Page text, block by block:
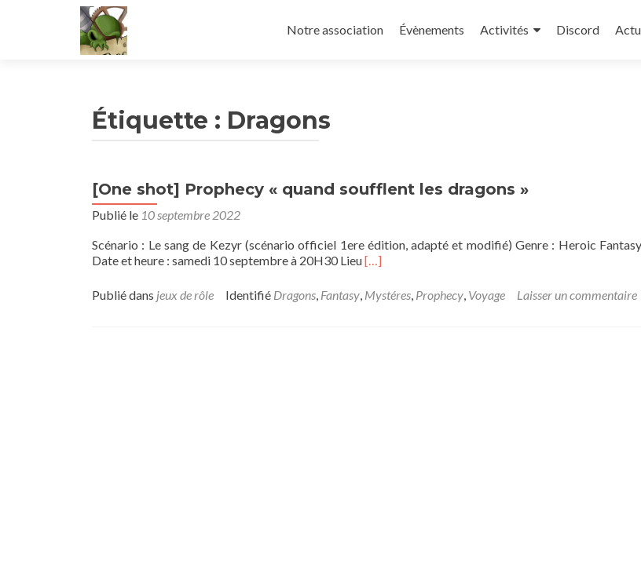
au
Notre association Évènements Activités Discord
Étiquette : Dragons
[One shot] Prophecy « quand soufflent les dragons »
Publié le 10 septembre 2022
Scénario : Le sang de Kezyr (scénario officiel 1ere édition, adapté et modifié) Genre : Heroic
Date et heure : samedi 10 septembre à 20H30 LieuEn
plus
sur[One
[…]
Publié dans jeux de rôle Identifié Dragons, Fantasy, Mystéres, Prophecy, Voyage Laisser un commentaire